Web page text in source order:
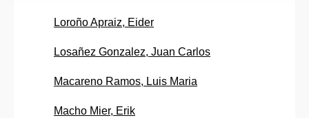
Loroño Apraiz, Eider
Losañez Gonzalez, Juan Carlos
Macareno Ramos, Luis Maria
Macho Mier, Erik